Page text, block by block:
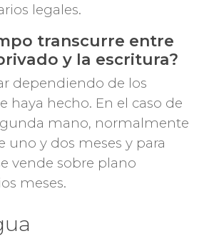
legales.
transcurre entre
y la escritura?
dependiendo de los
haya hecho. En el caso de
mano, normalmente
uno y dos meses y para
vende sobre plano
meses.